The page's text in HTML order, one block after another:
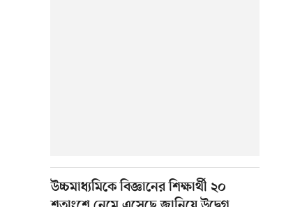
উচ্চমাধ্যমিকে বিজ্ঞানের শিক্ষার্থী ২০